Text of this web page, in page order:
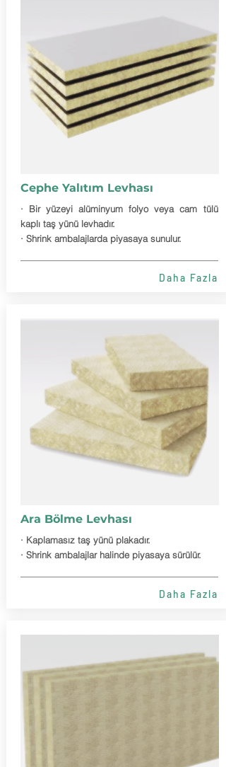
Cephe Yalıtım Levhası
· Bir yüzeyi alüminyum folyo veya cam tülü
kaplı taş yünü levhadır.
· Shrink ambalajlarda piyasaya sunulur.
Daha Fazla
Ara Bölme Levhası
· Kaplamasız taş yünü plakadır.
· Shrink ambalajlar halinde piyasaya sürülür.
Daha Fazla